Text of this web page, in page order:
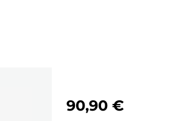
90,90 €